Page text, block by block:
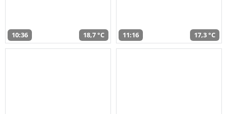
10:36 18,7 °C 11:16 17,3 °C